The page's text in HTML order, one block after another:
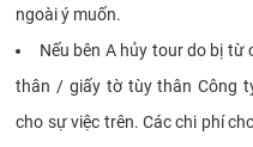
ngoài ý muốn.
Nếu bên A hủy tour do bị
thân / giấy tờ tùy thân Công
cho sự việc trên. Các chi phí